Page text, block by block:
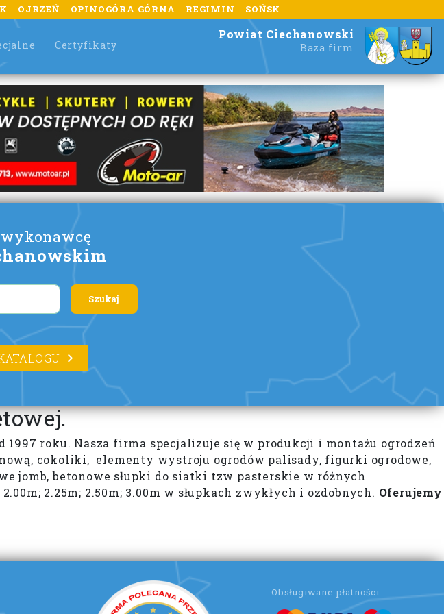
OJRZEŃ OPINOGÓRA GÓRNA REGIMIN SOŃSK
Certyfikaty
Powiat Ciechanowski
Baza firm
roku. Nasza firma specjalizuje się w produkcji i montażu ogrodzeń
cokoliki, elementy wystroju ogrodów palisady, figurki ogrodowe,
jomb, betonowe słupki do siatki tzw pasterskie w różnych
2.25m; 2.50m; 3.00m w słupkach zwykłych i ozdobnych. Oferujemy
Obsługiwane płatności